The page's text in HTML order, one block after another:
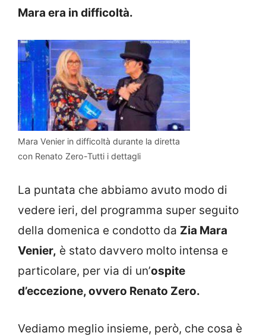
Mara era in difficoltà.
Mara Venier in difficoltà durante la diretta
con Renato Zero-Tutti i dettagli
La puntata che abbiamo avuto modo di
vedere ieri, del programma super seguito
della domenica e condotto da Zia Mara
Venier, è stato davvero molto intensa e
particolare, per via di un’ospite
d’eccezione, ovvero Renato Zero.
Vediamo meglio insieme, però, che cosa è